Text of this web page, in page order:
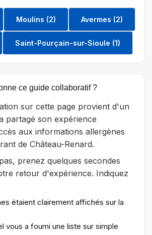
Moulins (2) Avermes (2)
Saint-Pourçain-sur-Sioule (1)
ce guide collaboratif ?
sur cette page provient d'un
partagé son expérience
aux informations allergènes
de Château-Renard.
prenez quelques secondes
retour d'expérience. Indiquez
étaient clairement affichés sur la
vous a fourni une liste sur simple